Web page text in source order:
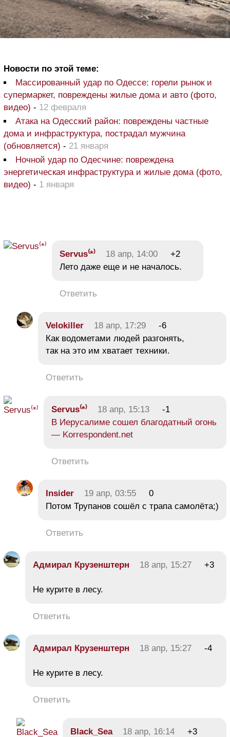
Новости по этой теме:
Массированный удар по Одессе: горели рынок и
супермаркет, повреждены жилые дома и авто (фото,
видео) - 12 февраля
Атака на Одесский район: повреждены частные
дома и инфраструктура, пострадал мужчина
(обновляется) - 21 января
Ночной удар по Одесчине: повреждена
энергетическая инфраструктура и жилые дома (фото,
видео) - 1 января
Servus⁽*⁾ 18 апр, 14:00
+2
Лето даже еще и не началось.
Ответить
Velokiller 18 апр, 17:29
-6
Как водометами людей разгонять,
так на это им хватает техники.
Ответить
Servus⁽*⁾ 18 апр, 15:13
-1
В Иерусалиме сошел благодатный огонь
— Korrespondent.net
Ответить
Insider 19 апр, 03:55
0
Потом Трупанов сошёл с трапа самолёта;)
Ответить
Адмирал Крузенштерн 18 апр, 15:27 +3
Не курите в лесу.
Ответить
Адмирал Крузенштерн 18 апр, 15:27 -4
Не курите в лесу.
Ответить
Black_Sea 18 апр, 16:14 +3